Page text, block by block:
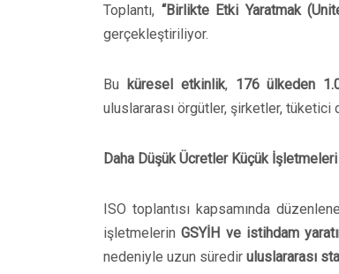
Toplantı, “Birlikte Etki Yaratmak
gerçekleştiriliyor.
Bu küresel etkinlik, 176 ülkeden
uluslararası örgütler, şirketler,
Daha Düşük Ücretler Küçük İşletmeleri
ISO toplantısı kapsamında
işletmelerinGSYİH ve istihdam
nedeniyle uzun süredir uluslararası